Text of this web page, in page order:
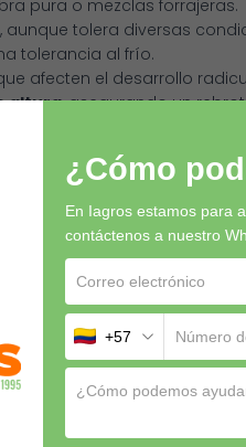
pura o mezclas forrajeras.
, aunque tolera diversas
tolerancia al frío.
afecten el desarrollo
altura, asegurando un
en nitrógeno, para
para prolongar
estrategias preventivas en
por WhatsApp
¿Cómo
En Iagros estamos para
contáctenos a nuestro
+57